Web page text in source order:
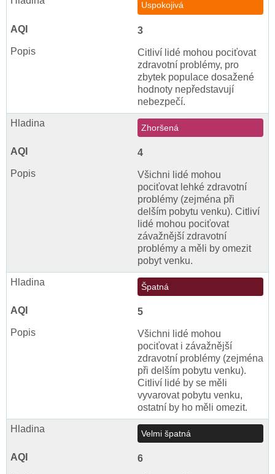
Uspokojivá
3
Citliví lidé mohou pociťovat
zdravotní problémy, pro
zbytek populace dosažené
hodnoty nepředstavují
nebezpečí.
Zhoršená
4
Všichni lidé mohou
pociťovat lehké zdravotní
problémy (zejména při
delším pobytu venku). Citliví
lidé mohou pociťovat
závažnější zdravotní
problémy a měli by omezit
pobyt venku.
Špatná
5
Všichni lidé mohou
pociťovat i závažnější
zdravotní problémy (zejména
při delším pobytu venku).
Citliví lidé by se měli
vyvarovat pobytu venku,
ostatní by ho měli omezit.
Velmi špatná
6